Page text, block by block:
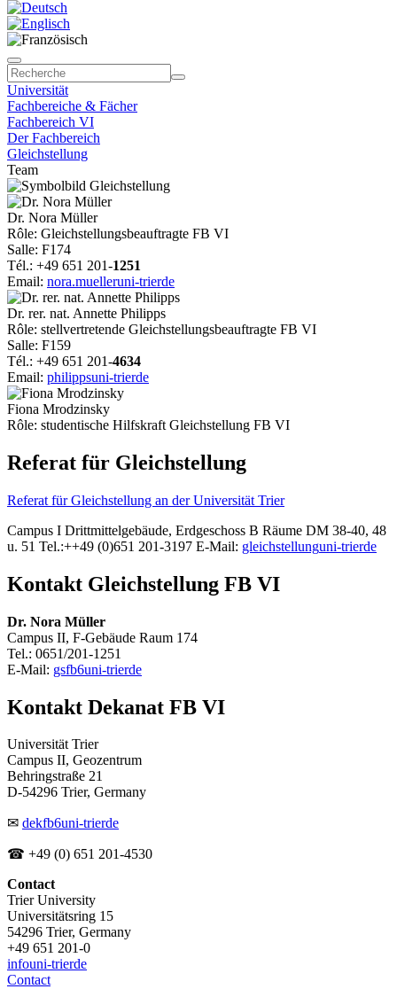
Universität
Fachbereiche & Fächer
Fachbereich VI
Der Fachbereich
Gleichstellung
Team
Dr. Nora Müller
Rôle: Gleichstellungsbeauftragte FB VI
Salle: F174
Tél.: +49 651 201-1251
Email: nora.muelleruni-trierde
Dr. rer. nat. Annette Philipps
Rôle: stellvertretende Gleichstellungsbeauftragte FB VI
Salle: F159
Tél.: +49 651 201-4634
Email: philippsuni-trierde
Fiona Mrodzinsky
Rôle: studentische Hilfskraft Gleichstellung FB VI
Referat für Gleichstellung
Referat für Gleichstellung an der Universität Trier
Campus I Drittmittelgebäude, Erdgeschoss B Räume DM 38-40, 48
u. 51 Tel.:++49 (0)651 201-3197 E-Mail: gleichstellunguni-trierde
Kontakt Gleichstellung FB VI
Dr. Nora Müller
Campus II, F-Gebäude Raum 174
Tel.: 0651/201-1251
E-Mail: gsfb6uni-trierde
Kontakt Dekanat FB VI
Universität Trier
Campus II, Geozentrum
Behringstraße 21
D-54296 Trier, Germany
✉ dekfb6uni-trierde
☎ +49 (0) 651 201-4530
Contact
Trier University
Universitätsring 15
54296 Trier, Germany
+49 651 201-0
infouni-trierde
Contact